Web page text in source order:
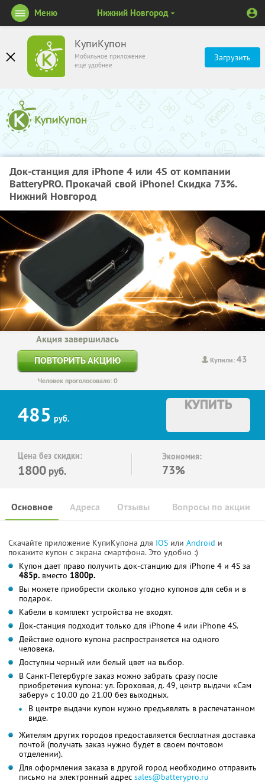
КупиКупон
Мобильное приложение
ещё удобнее
Загрузить
Меню Нижний Новгород
Док-станция для iPhone 4 или 4S от компании
BatteryPRO. Прокачай свой iPhone! Скидка 73%.
Нижний Новгород
Купили:43
Акция завершилась
ПОВТОРИТЬ АКЦИЮ
Человек проголосовало: 0
485 руб.
КУПИТЬ
Цена без скидки:
1800 руб.
Экономия:
73%
Основное Отзывы Вопросы по акции
Адреса
Скачайте приложение КупиКупона для IOS или Android и
покажите купон с экрана смартфона. Это удобно :)
Купон дает право получить док-станцию для iPhone 4 и 4S за
485р. вместо 1800р.
Вы можете приобрести сколько угодно купонов для себя и в
подарок.
Кабели в комплект устройства не входят.
Док-станция подходит только для iPhone 4 или iPhone 4S.
Действие одного купона распространяется на одного
человека.
Доступны черный или белый цвет на выбор.
В Санкт-Петербурге заказ можно забрать сразу после
приобретения купона: ул. Гороховая, д. 49, центр выдачи «Сам
заберу» с 10.00 до 21.00 без выходных.
В центре выдачи купон нужно предъявлять в распечатанном
виде.
Жителям других городов предоставляется бесплатная доставка
почтой (получать заказ нужно будет в своем почтовом
отделении).
Для оформления заказа в другой город необходимо отправить
письмо на электронный адрес sales@batterypro.ru